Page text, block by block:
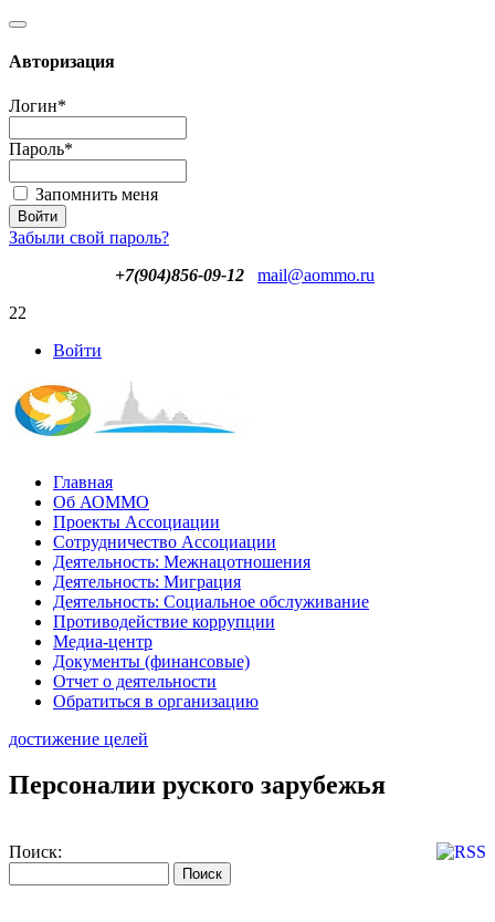
Авторизация
Логин*
Пароль*
Запомнить меня
Забыли свой пароль?
+7(904)856-09-12
mail@aommo.ru
22
Войти
Главная
Об АОММО
Проекты Ассоциации
Сотрудничество Ассоциации
Деятельность: Межнацотношения
Деятельность: Миграция
Деятельность: Социальное обслуживание
Противодействие коррупции
Медиа-центр
Документы (финансовые)
Отчет о деятельности
Обратиться в организацию
достижение целей
Персоналии руского зарубежья
Поиск: